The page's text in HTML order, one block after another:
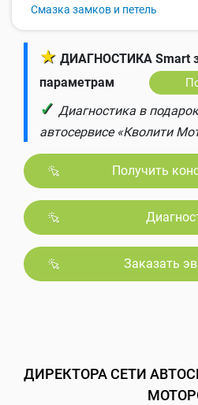
Смазка замков и петель
★ ДИАГНОСТИКА Smart
параметрам
✓ Диагностика в
автосервисе «Кволити
Получить
Заказать
ДИРЕКТОРА СЕТИ